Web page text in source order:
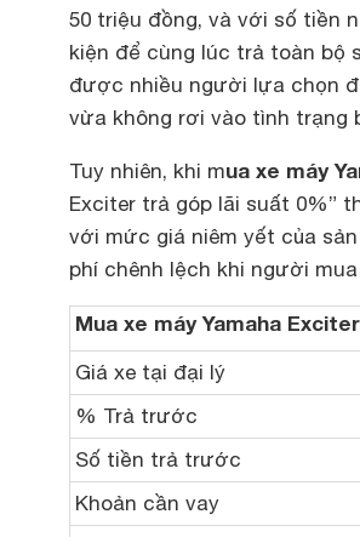
50 triệu đồng, và với số tiền
kiện để cùng lúc trả toàn bộ
được nhiều người lựa chọn
vừa không rơi vào tình trạng
Tuy nhiên, khi mua xe máy
Exciter trả góp lãi suất 0%”
với mức giá niêm yết của
phí chênh lệch khi người
Mua xe máy Yamaha
Giá xe tại đại lý
% Trả trước
Số tiền trả trước
Khoản cần vay